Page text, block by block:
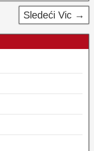
Sledeći Vic →